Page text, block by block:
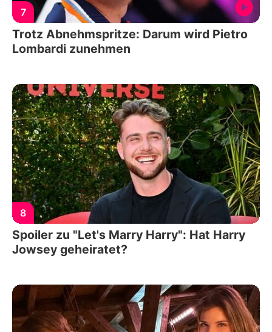
7
Trotz Abnehmspritze: Darum wird Pietro
Lombardi zunehmen
8
Spoiler zu "Let's Marry Harry": Hat Harry
Jowsey geheiratet?